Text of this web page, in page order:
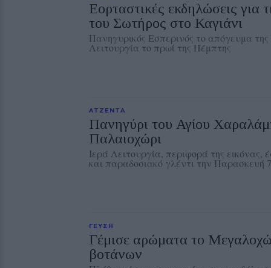
Εορταστικές εκδηλώσεις
του Σωτήρος στο Καγιάνι
Πανηγυρικός Εσπερινός το απόγευμα
Λειτουργία το πρωί της Πέμπτης
ΑΤΖΕΝΤΑ
Πανηγύρι του Αγίου
Παλαιοχώρι
Ιερά Λειτουργία, περιφορά της εικόνας,
και παραδοσιακό γλέντι την Παρασκευή
ΓΕΥΣΗ
Γέμισε αρώματα το
βοτάνων